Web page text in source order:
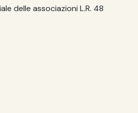
delle associazioni L.R. 48